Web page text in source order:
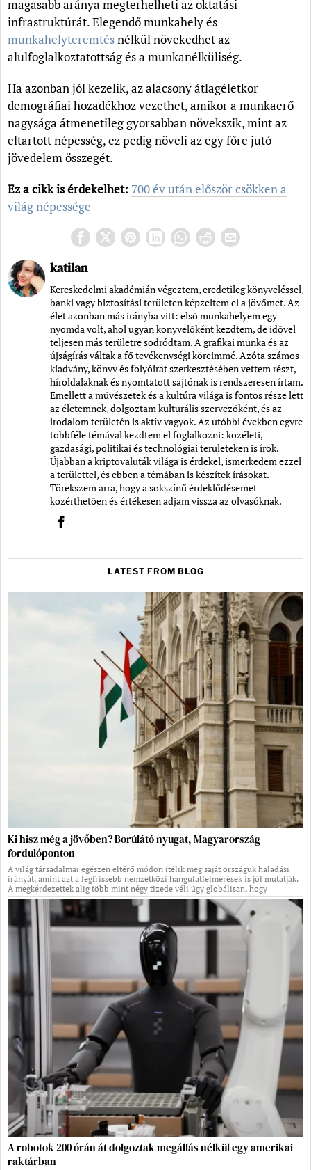
magasabb aránya megterhelheti az oktatási
infrastruktúrát. Elegendő munkahely és
munkahelyteremtésnélkül növekedhet az
alulfoglalkoztatottság és a munkanélküliség.
Ha azonban jól kezelik, az alacsony átlagéletkor
demográfiai hozadékhoz vezethet, amikor a munkaerő
nagysága átmenetileg gyorsabban növekszik, mint az
eltartott népesség, ez pedig növeli az egy főre jutó
jövedelem összegét.
Ez a cikk is érdekelhet: 700 év után először csökken a
világ népessége
katilan
Kereskedelmi akadémián végeztem, eredetileg könyveléssel,
banki vagy biztosítási területen képzeltem el a jövőmet. Az
élet azonban más irányba vitt: első munkahelyem egy
nyomda volt, ahol ugyan könyvelőként kezdtem, de idővel
teljesen más területre sodródtam. A grafikai munka és az
újságírás váltak a fő tevékenységi köreimmé. Azóta számos
kiadvány, könyv és folyóirat szerkesztésében vettem részt,
híroldalaknak és nyomtatott sajtónak is rendszeresen írtam.
Emellett a művészetek és a kultúra világa is fontos része lett
az életemnek, dolgoztam kulturális szervezőként, és az
irodalom területén is aktív vagyok. Az utóbbi években egyre
többféle témával kezdtem el foglalkozni: közéleti,
gazdasági, politikai és technológiai területeken is írok.
Újabban a kriptovaluták világa is érdekel, ismerkedem ezzel
a területtel, és ebben a témában is készítek írásokat.
Törekszem arra, hogy a sokszínű érdeklődésemet
közérthetően és értékesen adjam vissza az olvasóknak.
LATEST FROM BLOG
Ki hisz még a jövőben? Borúlátó nyugat, Magyarország
fordulóponton
A világ társadalmai egészen eltérő módon ítélik meg saját országuk haladási
irányát, amint azt a legfrissebb nemzetközi hangulatfelmérések is jól mutatják.
A megkérdezettek alig több mint négy tizede véli úgy globálisan, hogy
A robotok 200 órán át dolgoztak megállás nélkül egy amerikai
raktárban